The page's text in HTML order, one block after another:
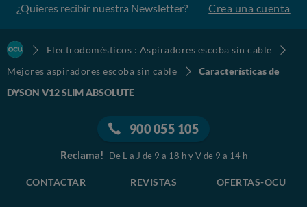
¿Quieres recibir nuestra Newsletter? Crea una cuenta
Electrodomésticos : Aspiradores escoba sin cable
Mejores aspiradores escoba sin cable
Características de
DYSON V12 SLIM ABSOLUTE
900 055 105
Reclama! De L a J de 9 a 18 h y V de 9 a 14 h
CONTACTAR REVISTAS OFERTAS-OCU